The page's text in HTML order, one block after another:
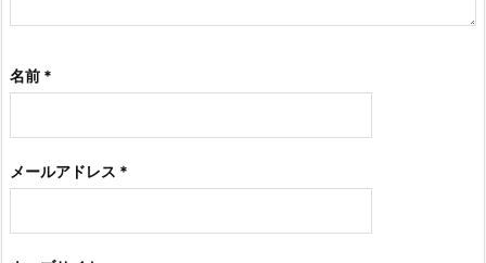
名前 *
メールアドレス *